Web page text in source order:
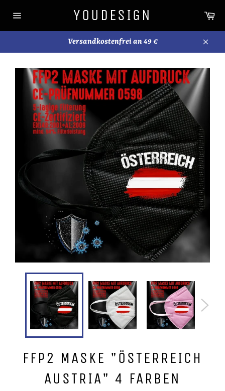
zum
YOUDESIGN
Versandkostenfrei an 49 €
FFP2 MASKE "ÖSTERREICH
AUSTRIA" 4 FARBEN